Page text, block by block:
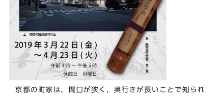
京都の町家は，間口が狭く，奥行きが長いことで知られ